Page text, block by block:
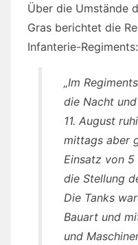
Über die Umstände
Gras berichtet die
Infanterie-Regiments:
„Im
die Nacht
11. August
mittags aber
Einsatz von 5
die Stellung
Die Tanks
Bauart und
und